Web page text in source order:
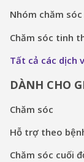
Nhóm chăm
Chăm sóc tinh
Tất cả các dịch
DÀNH CHO
Chăm sóc
Hỗ trợ theo
Chăm sóc cuối